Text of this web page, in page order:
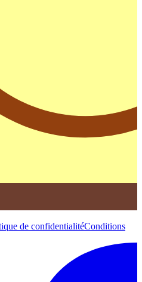
de confidentialitéConditions